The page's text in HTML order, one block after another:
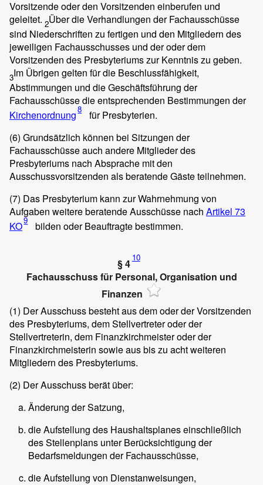
Vorsitzende oder den Vorsitzenden einberufen und
geleitet. 2Über die Verhandlungen der Fachausschüsse
sind Niederschriften zu fertigen und den Mitgliedern des
jeweiligen Fachausschusses und der oder dem
Vorsitzenden des Presbyteriums zur Kenntnis zu geben.
3Im Übrigen gelten für die Beschlussfähigkeit,
Abstimmungen und die Geschäftsführung der
Fachausschüsse die entsprechenden Bestimmungen der
Kirchenordnung8
für Presbyterien.
(6) Grundsätzlich können bei Sitzungen der
Fachausschüsse auch andere Mitglieder des
Presbyteriums nach Absprache mit den
Ausschussvorsitzenden als beratende Gäste teilnehmen.
(7) Das Presbyterium kann zur Wahrnehmung von
Aufgaben weitere beratende Ausschüsse nach Artikel 73
KO9 bilden oder Beauftragte bestimmen.
§ 4 10
Fachausschuss für Personal, Organisation und
Finanzen
(1) Der Ausschuss besteht aus dem oder der Vorsitzenden
des Presbyteriums, dem Stellvertreter oder der
Stellvertreterin, dem Finanzkirchmeister oder der
Finanzkirchmeisterin sowie aus bis zu acht weiteren
Mitgliedern des Presbyteriums.
(2) Der Ausschuss berät über:
Änderung der Satzung,
die Aufstellung des Haushaltsplanes einschließlich
des Stellenplans unter Berücksichtigung der
Bedarfsmeldungen der Fachausschüsse,
die Aufstellung von Dienstanweisungen,